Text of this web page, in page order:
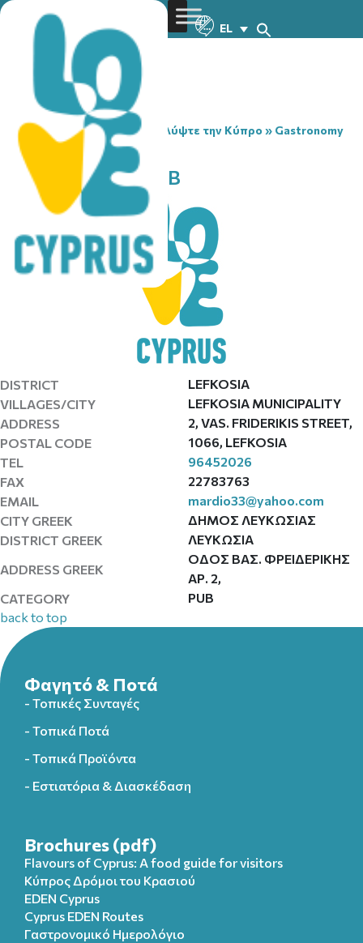
EL
You are here:Home» Ανακαλύψτε την Κύπρο » Gastronomy
» NEW DIVISION PUB
NEW DIVISION PUB
DISTRICT
LEFKOSIA
VILLAGES/CITY
LEFKOSIA MUNICIPALITY
ADDRESS
2, VAS. FRIDERIKIS STREET,
POSTAL CODE
1066, LEFKOSIA
TEL
96452026
FAX
22783763
EMAIL
mardio33@yahoo.com
CITY GREEK
ΔΗΜΟΣ ΛΕΥΚΩΣΙΑΣ
DISTRICT GREEK
ΛΕΥΚΩΣΙΑ
ADDRESS GREEK
ΟΔΟΣ ΒΑΣ. ΦΡΕΙΔΕΡΙΚΗΣ
ΑΡ. 2,
CATEGORY
PUB
back to top
Φαγητό & Ποτά
- Τοπικές Συνταγές
- Τοπικά Ποτά
- Τοπικά Προϊόντα
- Εστιατόρια & Διασκέδαση
Brochures (pdf)
Flavours of Cyprus: A food guide for visitors
Κύπρος Δρόμοι του Κρασιού
EDEN Cyprus
Cyprus EDEN Routes
Γαστρονομικό Ημερολόγιο